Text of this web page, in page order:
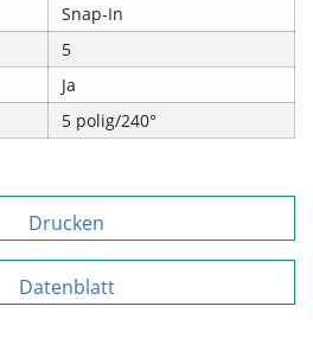
Snap-In
5
Ja
5 polig/240°
Drucken
Datenblatt